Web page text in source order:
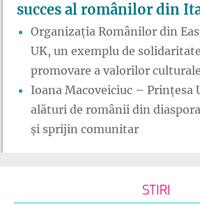
succes al românilor din
Organizația Românilor din
UK, un exemplu de
promovare a valorilor culturale
Ioana Macoveiciuc – Prințesa
alături de românii din
și sprijin comunitar
STIRI